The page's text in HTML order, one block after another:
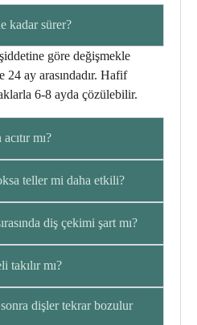
kadar sürer?
göre değişmekle
ay arasındadır. Hafif
6-8 ayda çözülebilir.
mı?
teller mi daha etkili?
diş çekimi şart mı?
takılır mı?
dişler tekrar bozulur